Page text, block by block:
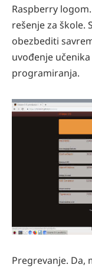
Raspberry
rešenje za škole.
obezbediti
uvođenje
programiranja.
Pregrevanje. Da,